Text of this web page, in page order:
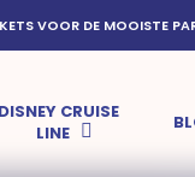
VOOR DE MOOISTE
DISNEY CRUISE
LINE